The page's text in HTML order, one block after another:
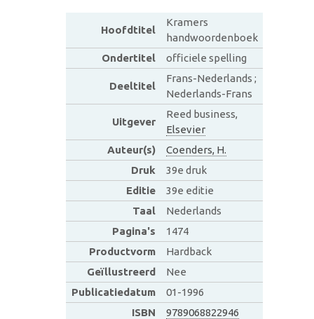
Hoofdtitel
Kramers
handwoordenboek
Ondertitel
officiele spelling
Deeltitel
Frans-Nederlands ;
Nederlands-Frans
Uitgever
Reed business,
Elsevier
Auteur(s)
Coenders, H.
Druk
39e druk
Editie
39e editie
Taal
Nederlands
Pagina's
1474
Productvorm
Hardback
Geïllustreerd
Nee
Publicatiedatum
01-1996
ISBN
9789068822946